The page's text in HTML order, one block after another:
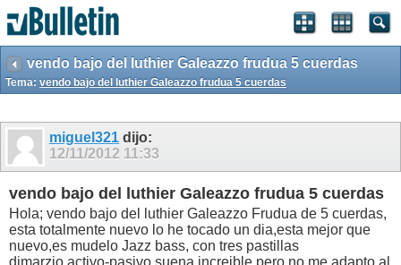
vendo bajo del luthier Galeazzo frudua 5 cuerdas
Tema: vendo bajo del luthier Galeazzo frudua 5 cuerdas
miguel321 dijo:
12/11/2012 11:33
vendo bajo del luthier Galeazzo frudua 5 cuerdas
Hola; vendo bajo del luthier Galeazzo Frudua de 5 cuerdas,
esta totalmente nuevo lo he tocado un dia,esta mejor que
nuevo,es mudelo Jazz bass, con tres pastillas